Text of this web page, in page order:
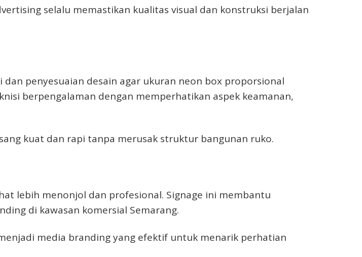
selalu memastikan kualitas visual dan konstruksi berjalan
penyesuaian desain agar ukuran neon box proporsional
berpengalaman dengan memperhatikan aspek keamanan,
kuat dan rapi tanpa merusak struktur bangunan ruko.
lebih menonjol dan profesional. Signage ini membantu
di kawasan komersial Semarang.
media branding yang efektif untuk menarik perhatian